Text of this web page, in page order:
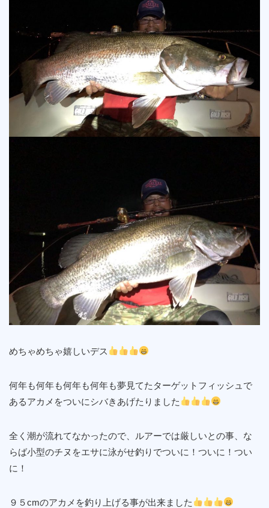
めちゃめちゃ嬉しいデス
何年も何年も何年も何年も夢見てたターゲットフィッシュで
あるアカメをついにシバきあげたりました
全く潮が流れてなかったので、ルアーでは厳しいとの事、な
らば小型のチヌをエサに泳がせ釣りでついに！ついに！つい
に！
９５cmのアカメを釣り上げる事が出来ました